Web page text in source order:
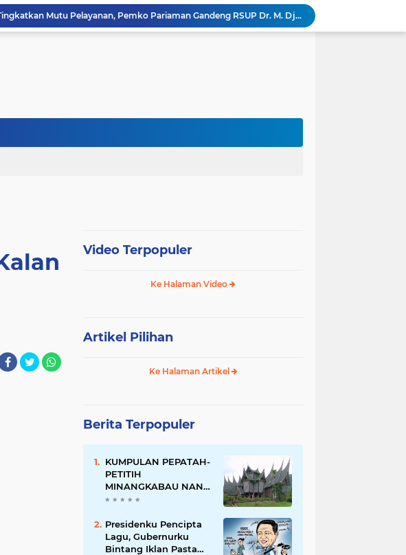
Tingkatkan Mutu Pelayanan, Pemko Pariaman Gandeng RSUP Dr. M. Djamil Padang
serbi: Tokoh Publik, Citra Publik
Pisah Sambut Kapolres, Yota Balad Tekankan Pentingnya Sinergi Jaga Kondusivitas Daerah
Video Terpopuler
Ke Halaman Video
Artikel Pilihan
Ke Halaman Artikel
Berita Terpopuler
KUMPULAN PEPATAH-
PETITIH
MINANGKABAU NAN
ELOK
Presidenku Pencipta
Lagu, Gubernurku
Bintang Iklan Pasta